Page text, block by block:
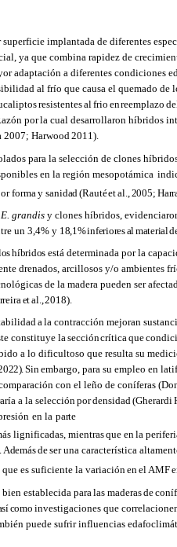
implantada de diferentes
ya que combina rapidez de
adaptación a diferentes
al frío que causa el quemado de
resistentesal frio enreemplazo
porla cual desarrollaron híbridos
2007; Harwood 2011).
para la selección de clones
en la región mesopotámica
forma ysanidad (Rautéetal., 2005;
E. grandisy clones híbridos,
un 3,4% y 18,1%inferioresalmaterial
híbridos está determinada por la
drenados, arcillosos y/o ambientes
de la madera pueden ser
etal.,2018).
a la contracción mejoran
constituye la seccióncrítica que
a lo dificultoso que resulta su
Sin embargo, para su empleo en
con el leño de coníferas
a la selección pordensidad (Gherardi
en la parte
lignificadas, mientrasque enla
Ademásdeser una característica
es suficiente la variaciónenelAMF
establecida paralas maderasde
como investigaciones que
puede sufrir influencias